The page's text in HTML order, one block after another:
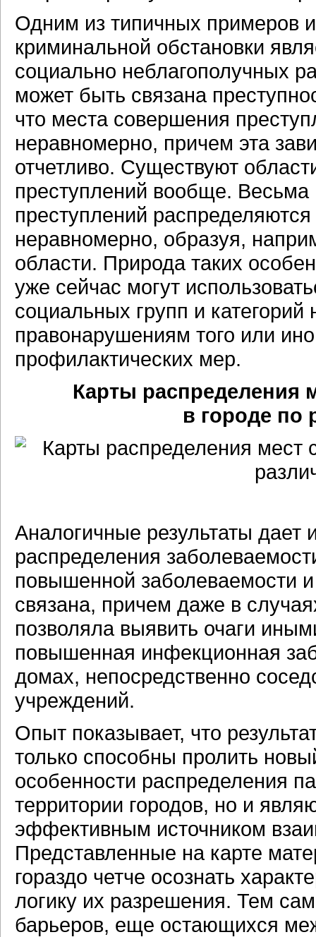
Одним из типичных примеров
криминальной обстановки
социально неблагополучных
может быть связана
что места совершения
неравномерно, причем эта
отчетливо. Существуют
преступлений вообще.
преступлений
неравномерно, образуя,
области. Природа таких
уже сейчас могут
социальных групп и
правонарушениям того или
профилактических мер.
Карты распределения
в городе по
Аналогичные результаты
распределения
повышенной заболеваемости
связана, причем даже в
позволяла выявить очаги
повышенная инфекционная
домах, непосредственно
учреждений.
Опыт показывает, что
только способны пролить
особенности распределения
территории городов, но и
эффективным источником
Представленные на карте
гораздо четче осознать
логику их разрешения. Тем
барьеров, еще остающихся